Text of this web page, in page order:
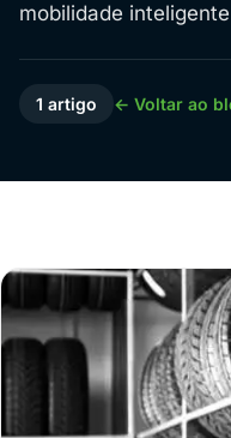
mobilidade
1 artigo ← Voltar ao